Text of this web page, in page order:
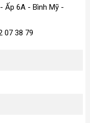
Ấp 6A - Bình Mỹ -
07 38 79